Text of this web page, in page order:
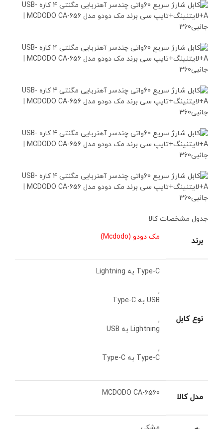
جدول مشخصات کالا
برند مک دودو (Mcdodo)
نوع کابل
Type-C به Lightning
,
USB به Type-C
,
Lightning به USB
,
Type-C به Type-C
مدل كالا MCDODO CA-6560